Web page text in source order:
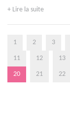
+ Lire la suite
1 2 3
11 12 13
20 21 22